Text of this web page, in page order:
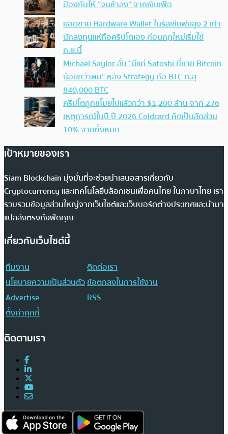
ป้องกันให้ “จนช้าลง” จากเงินเฟ้อ
ยอดขาย Hardware Wallet ในรัสเซียพุ่งสูง 2 เท่า
นักลงทุนแห่ถือคริปโตเอง ก่อนกฎใหม่เริ่มใช้
ก.ย.นี้
Michael Saylor ลั่น “มีแค่ Satoshi ที่ขาย Bitcoin
น้อยกว่าผม” หลัง Strategy ถือ BTC ทะลุ
840,000 BTC
คริปโตถูกขโมยไปแล้วกว่า $1,200 ล้าน จาก 276
เหตุการณ์ในปี ปี 2026 Coldcard คิดเป็นสัดส่วน
10% จากทั้งหมด
เป้าหมายของเรา
Siam Blockchain มุ่งมั่นที่จะช่วยนำเสนอสารเกี่ยวกับ
Cryptocurrency และเทคโนโลยีบล็อกเชนเพื่อคนไทย ในภาษาไทย เรา
รวบรวมข้อมูลส่วนใหญ่จากเว็บไซต์และเว็บบอร์ดต่างประเทศและนำมา
แปลส่งตรงถึงฟีดคุณ
เกี่ยวกับเว็บไซต์นี้
ทีมงาน
ติดต่อเรา
นโยบายความเป็นส่วนตัวข้อตกลงในการใช้งาน
Advertise
RSS
ตั้งค่าคุกกี้
ติดตามเรา